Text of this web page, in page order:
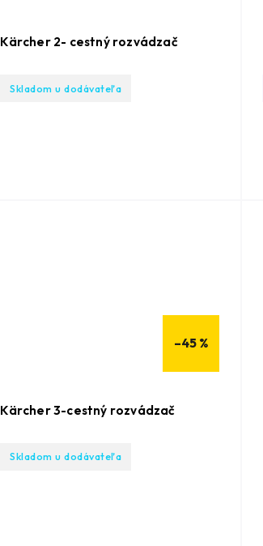
Kärcher 2- cestný rozvádzač
Skladom u dodávateľa
–45 %
Kärcher 3-cestný rozvádzač
Skladom u dodávateľa